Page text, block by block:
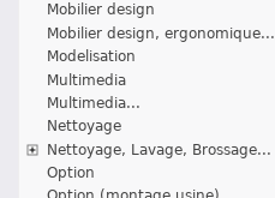
Mobilier design
Mobilier design, ergonomique...
Modelisation
Multimedia
Multimedia...
Nettoyage
Nettoyage, Lavage, Brossage...
Option